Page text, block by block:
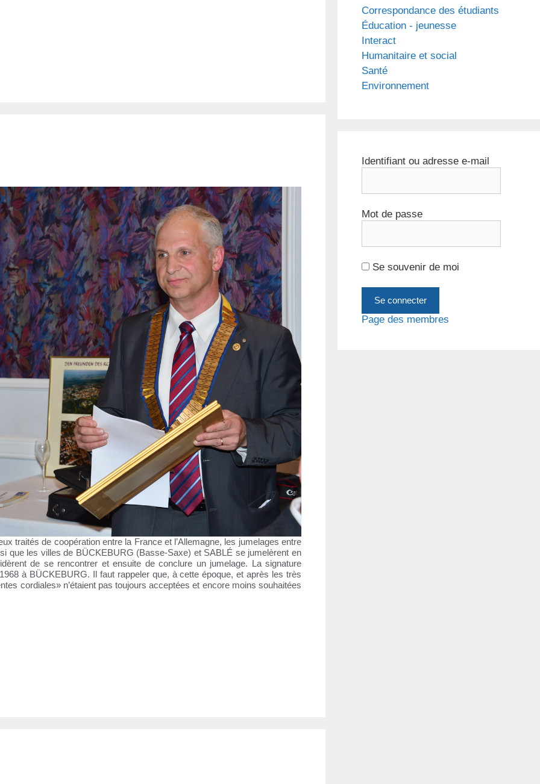
traités de coopération entre la France et l’Allemagne, les jumelages entre
que les villes de BÜCKEBURG (Basse-Saxe) et SABLÉ se jumelèrent en
de se rencontrer et ensuite de conclure un jumelage. La signature
à BÜCKEBURG. Il faut rappeler que, à cette époque, et après les très
cordiales» n’étaient pas toujours acceptées et encore moins souhaitées
Correspondance des étudiants
Éducation - jeunesse
Interact
Humanitaire et social
Santé
Environnement
Identifiant ou adresse e-mail
Mot de passe
Se souvenir de moi
Page des membres